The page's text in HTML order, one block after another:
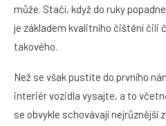
může. Stačí, když do ruky
je základem kvalitního čištění čili
takového.
Než se však pustíte do prvního
interiér vozidla vysajte, a to
se obvykle schovávají nejrůznější